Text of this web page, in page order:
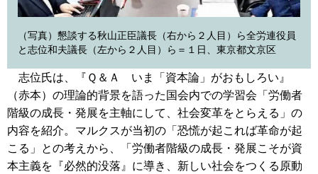
（写真）懇談する秋山正臣議長（右から２人目）ら全労連役員
と志位和夫議長（左から２人目）ら＝１日、東京都文京区
志位氏は、『Ｑ＆Ａ いま「資本論」がおもしろい』
（赤本）の理論的背景を語った国会内での学習会「労働者
階級の成長・発展を主軸にして、社会変革をとらえる」の
内容を紹介。マルクスが当初の「恐慌が起これば革命が起
こる」との考えから、「労働者階級の成長・発展こそが資
本主義を『必然的没落』に導き、新しい社会をつくる原動